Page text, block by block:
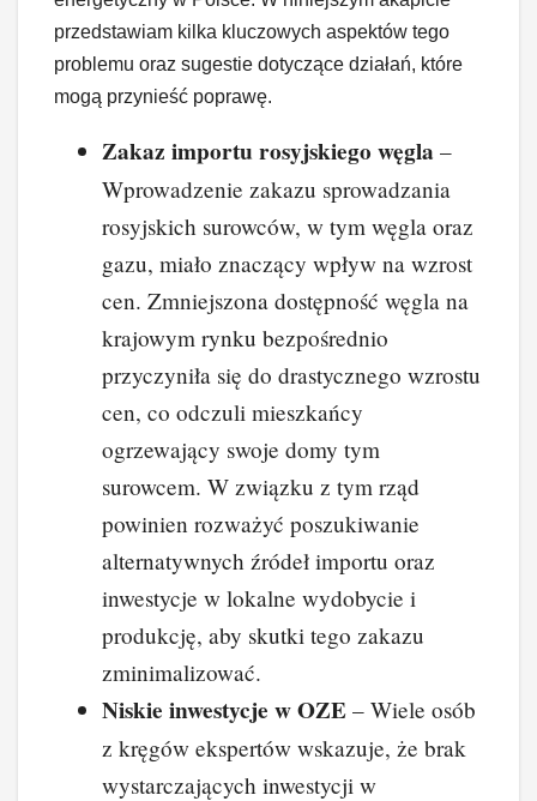
przedstawiam kilka kluczowych aspektów tego
problemu oraz sugestie dotyczące działań, które
mogą przynieść poprawę.
Zakaz importu rosyjskiego węgla –
Wprowadzenie zakazu sprowadzania
rosyjskich surowców, w tym węgla oraz
gazu, miało znaczący wpływ na wzrost
cen. Zmniejszona dostępność węgla na
krajowym rynku bezpośrednio
przyczyniła się do drastycznego wzrostu
cen, co odczuli mieszkańcy
ogrzewający swoje domy tym
surowcem. W związku z tym rząd
powinien rozważyć poszukiwanie
alternatywnych źródeł importu oraz
inwestycje w lokalne wydobycie i
produkcję, aby skutki tego zakazu
zminimalizować.
Niskie inwestycje w OZE – Wiele osób
z kręgów ekspertów wskazuje, że brak
wystarczających inwestycji w